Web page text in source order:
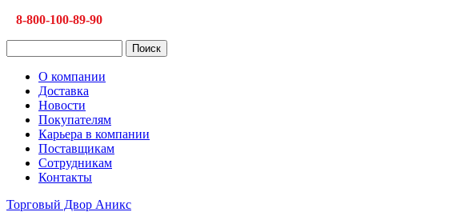
8-800-100-89-90
О компании
Доставка
Новости
Покупателям
Карьера в компании
Поставщикам
Сотрудникам
Контакты
Торговый Двор Аникс